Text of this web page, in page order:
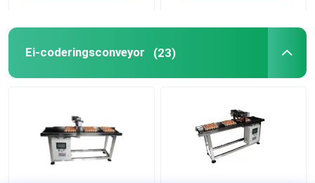
Ei-coderingsconveyor (23)